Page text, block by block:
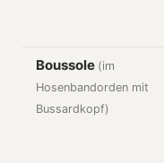
Boussole (im
Hosenbandorden mit
Bussardkopf)